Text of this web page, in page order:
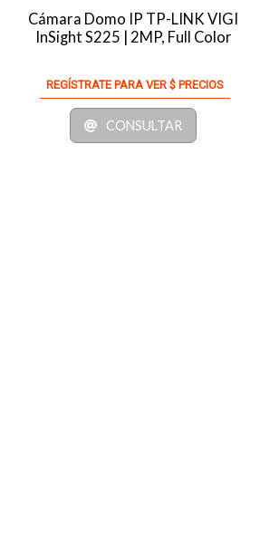
Cámara Domo IP TP-LINK VIGI
InSight S225 | 2MP, Full Color
REGÍSTRATE PARA VER $ PRECIOS
CONSULTAR